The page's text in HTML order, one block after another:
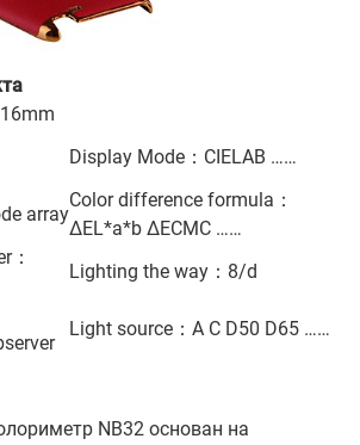
Display Mode：CIELAB ……
array
Color difference formula：
ΔEL*a*b ΔECMC ……
：
Lighting the way：8/d
Light source：A C D50 D65 ……
NB32 основан на